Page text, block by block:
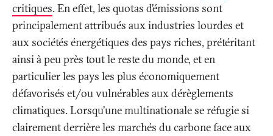
critiques. En effet, les quotas d’émissions sont
principalement attribués aux industries lourdes et
aux sociétés énergétiques des pays riches, prétéritant
ainsi à peu près tout le reste du monde, et en
particulier les pays les plus économiquement
défavorisés et/ou vulnérables aux dérèglements
climatiques. Lorsqu’une multinationale se réfugie si
clairement derrière les marchés du carbone face aux